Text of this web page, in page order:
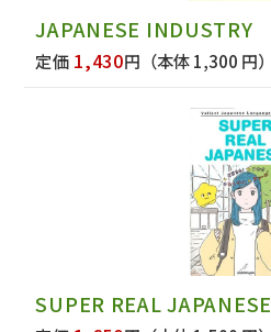
JAPANESE INDUSTRY
定価 1,430円 （本体 1,300 円）
SUPER REAL JAPANESE